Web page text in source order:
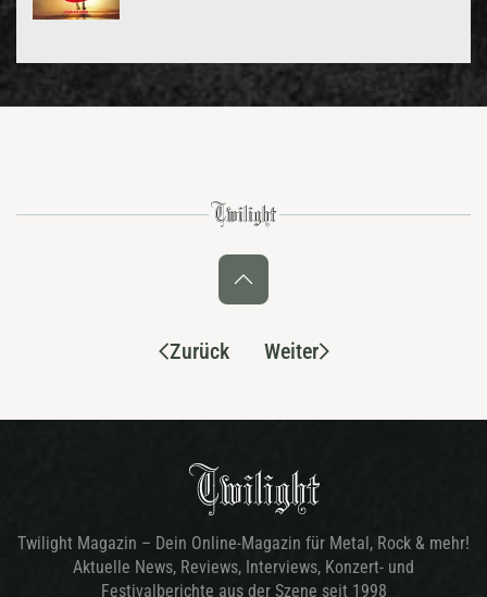
Zurück Weiter
Twilight Magazin – Dein Online-Magazin für Metal, Rock & mehr!
Aktuelle News, Reviews, Interviews, Konzert- und
Festivalberichte aus der Szene seit 1998